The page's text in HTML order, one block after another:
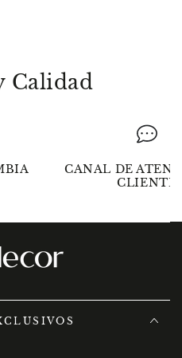
Calidad
CANAL DE
CLIENTE